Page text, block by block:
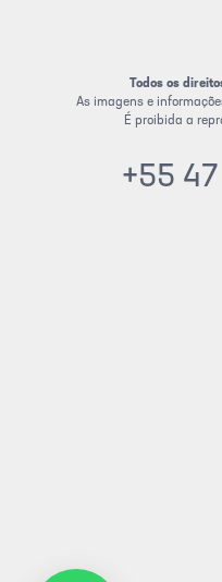
Todos os
As imagens e
É proibida a
+55